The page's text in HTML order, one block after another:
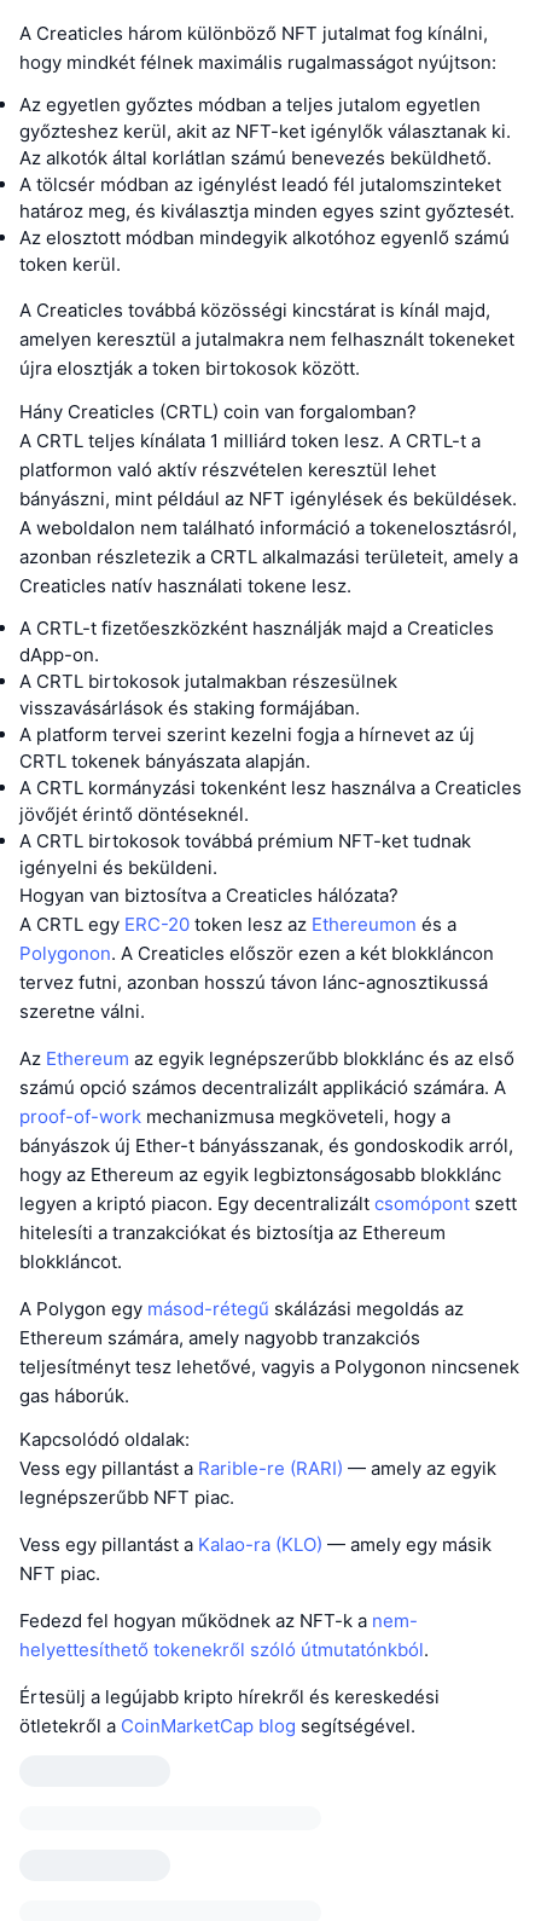
A Creaticles három különböző NFT jutalmat fog kínálni,
hogy mindkét félnek maximális rugalmasságot nyújtson:
Az egyetlen győztes módban a teljes jutalom egyetlen
győzteshez kerül, akit az NFT-ket igénylők választanak ki.
Az alkotók által korlátlan számú benevezés beküldhető.
A tölcsér módban az igénylést leadó fél jutalomszinteket
határoz meg, és kiválasztja minden egyes szint győztesét.
Az elosztott módban mindegyik alkotóhoz egyenlő számú
token kerül.
A Creaticles továbbá közösségi kincstárat is kínál majd,
amelyen keresztül a jutalmakra nem felhasznált tokeneket
újra elosztják a token birtokosok között.
Hány Creaticles (CRTL) coin van forgalomban?
A CRTL teljes kínálata 1 milliárd token lesz. A CRTL-t a
platformon való aktív részvételen keresztül lehet
bányászni, mint például az NFT igénylések és beküldések.
A weboldalon nem található információ a tokenelosztásról,
azonban részletezik a CRTL alkalmazási területeit, amely a
Creaticles natív használati tokene lesz.
A CRTL-t fizetőeszközként használják majd a Creaticles
dApp-on.
A CRTL birtokosok jutalmakban részesülnek
visszavásárlások és staking formájában.
A platform tervei szerint kezelni fogja a hírnevet az új
CRTL tokenek bányászata alapján.
A CRTL kormányzási tokenként lesz használva a Creaticles
jövőjét érintő döntéseknél.
A CRTL birtokosok továbbá prémium NFT-ket tudnak
igényelni és beküldeni.
Hogyan van biztosítva a Creaticles hálózata?
A CRTL egy ERC-20 token lesz az Ethereumon és a
Polygonon. A Creaticles először ezen a két blokkláncon
tervez futni, azonban hosszú távon lánc-agnosztikussá
szeretne válni.
Az Ethereum az egyik legnépszerűbb blokklánc és az első
számú opció számos decentralizált applikáció számára. A
proof-of-work mechanizmusa megköveteli, hogy a
bányászok új Ether-t bányásszanak, és gondoskodik arról,
hogy az Ethereum az egyik legbiztonságosabb blokklánc
legyen a kriptó piacon. Egy decentralizált csomópont szett
hitelesíti a tranzakciókat és biztosítja az Ethereum
blokkláncot.
A Polygon egy másod-rétegű skálázási megoldás az
Ethereum számára, amely nagyobb tranzakciós
teljesítményt tesz lehetővé, vagyis a Polygonon nincsenek
gas háborúk.
Kapcsolódó oldalak:
Vess egy pillantást a Rarible-re (RARI) — amely az egyik
legnépszerűbb NFT piac.
Vess egy pillantást a Kalao-ra (KLO) — amely egy másik
NFT piac.
Fedezd fel hogyan működnek az NFT-k a nem-
helyettesíthető tokenekről szóló útmutatónkból.
Értesülj a legújabb kripto hírekről és kereskedési
ötletekről a CoinMarketCap blog segítségével.